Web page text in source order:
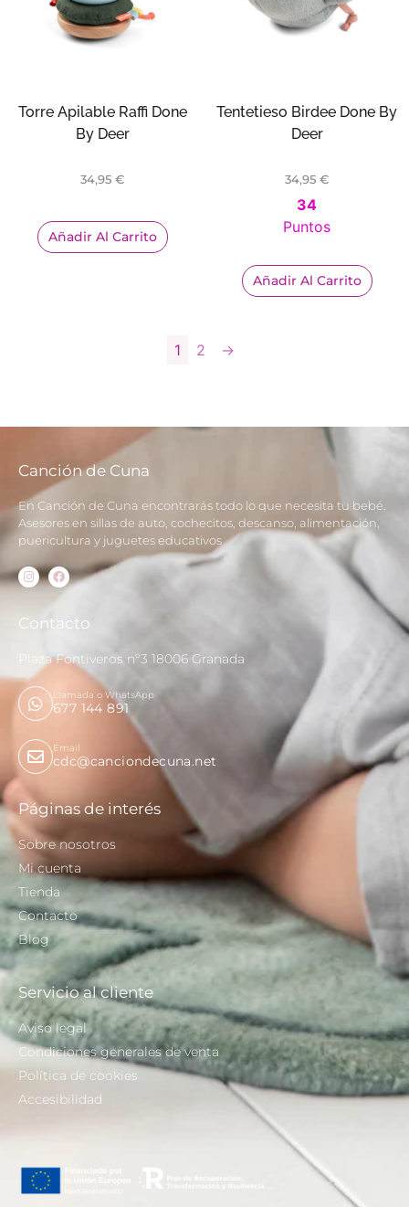
Torre Apilable Raffi Done
By Deer
34,95 €
Añadir Al Carrito
Tentetieso Birdee Done By
Deer
34,95 €
34
Puntos
Añadir Al Carrito
1 2 →
Canción de Cuna
En Canción de Cuna encontrarás todo lo que necesita tu bebé.
Asesores en sillas de auto, cochecitos, descanso, alimentación,
puericultura y juguetes educativos
Contacto
Plaza Fontiveros nº3 18006 Granada
Llamada o WhatsApp
677 144 891
Email
cdc@canciondecuna.net
Páginas de interés
Sobre nosotros
Mi cuenta
Tienda
Contacto
Blog
Servicio al cliente
Aviso legal
Condiciones generales de venta
Política de cookies
Accesibilidad